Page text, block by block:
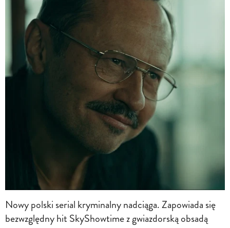
Nowy polski serial kryminalny nadciąga. Zapowiada się
bezwzględny hit SkyShowtime z gwiazdorską obsadą